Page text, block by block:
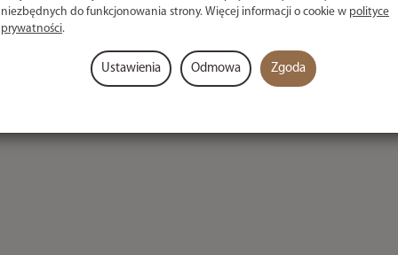
szeroką ofertę sprzętu obejmującą wędziska, kołowrotki,
innych akcesoriów wędkarskich.
jest skierowana do wędkarzy w myśl podstawowej zasady –
niezbędnych do funkcjonowania strony. Więcej informacji o cookie w polityce
prywatności.
Ustawienia Odmowa Zgoda